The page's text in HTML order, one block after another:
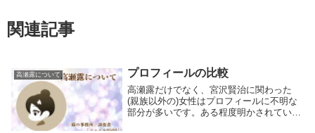
関連記事
高瀬露について プロフィールの比較
高瀬露だけでなく、宮沢賢治に関わった
(親族以外の)女性はプロフィールに不明な
部分が多いです。ある程度明かされている